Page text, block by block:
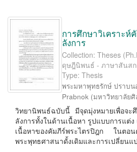
การศึกษาวิเคราะห์
ลังการ
Collection: Theses
ดุษฎีนิพนธ์ - ภาษาสันส
Type: Thesis
พระมหาพุทธรักษ์ ปราบน
Prabnok (มหาวิทยาลัยศิ
วิทยานิพนธ์ฉบับนี้ มีจุดมุ่งหมายเพื่อจะ
ลังการทั้งในด้านเนื้อหา รูปแบบการแต่ง
เนื้อหาของคัมภีร์พระไตรปิฎก ในตอน
พระพุทธศาสนาดั้งเดิมและการเปลี่ยนแ